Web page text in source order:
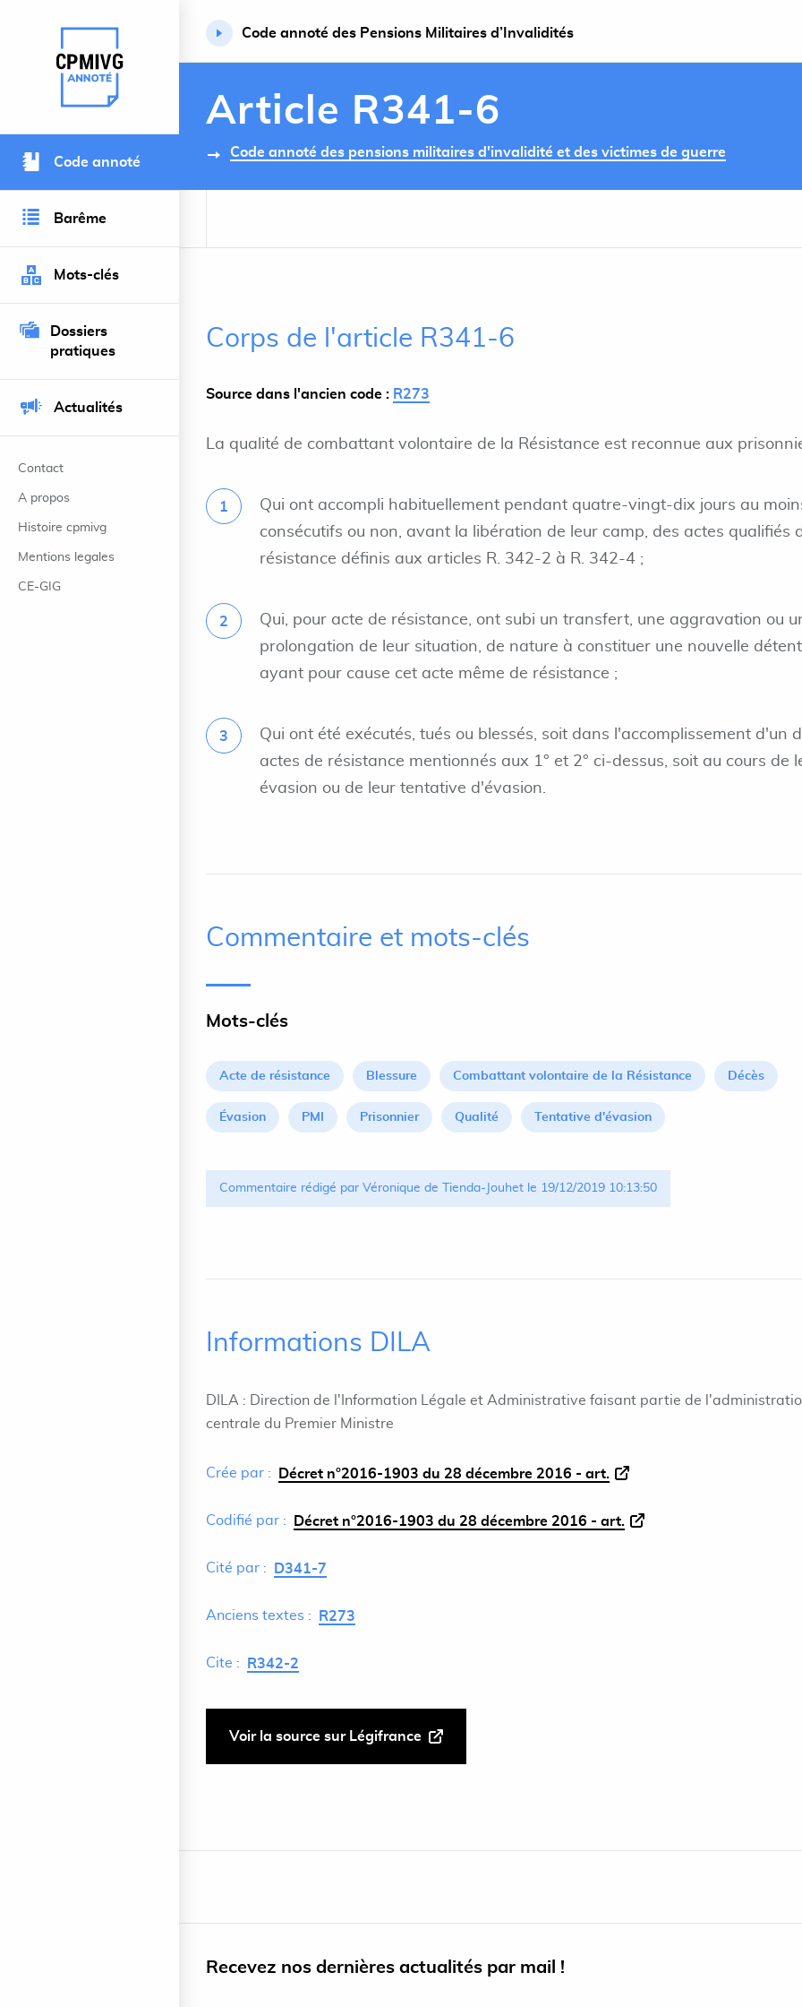
Retour à l’accueil du site
Code annoté
Barême
Mots-clés
Dossiers
pratiques
Actualités
Contact
A propos
Histoire cpmivg
Mentions legales
CE-GIG
Code annoté des Pensions Militaires d’Invalidités
Article R341-6
Code annoté des pensions militaires d'invalidité et des victimes de guerre
Corps de l'article R341-6
Source dans l'ancien code : R273
La qualité de combattant volontaire de la Résistance est reconnue aux
Qui ont accompli habituellement pendant quatre-vingt-dix jours au
consécutifs ou non, avant la libération de leur camp, des actes qualifiés
résistance définis aux articles R. 342-2 à R. 342-4 ;
Qui, pour acte de résistance, ont subi un transfert, une aggravation ou
prolongation de leur situation, de nature à constituer une nouvelle
ayant pour cause cet acte même de résistance ;
Qui ont été exécutés, tués ou blessés, soit dans l'accomplissement d'un
actes de résistance mentionnés aux 1° et 2° ci-dessus, soit au cours de
évasion ou de leur tentative d'évasion.
Commentaire et mots-clés
Mots-clés
Acte de résistance Blessure Combattant volontaire de la Résistance Décès
Évasion PMI Prisonnier Qualité Tentative d'évasion
Commentaire rédigé par Véronique de Tienda-Jouhet le 19/12/2019 10:13:50
Informations DILA
DILA : Direction de l'Information Légale et Administrative faisant partie de
centrale du Premier Ministre
Crée par : Décret n°2016-1903 du 28 décembre 2016 - art.
Codifié par : Décret n°2016-1903 du 28 décembre 2016 - art.
Cité par : D341-7
Anciens textes : R273
Cite : R342-2
Voir la source sur Légifrance
Recevez nos dernières actualités par mail !